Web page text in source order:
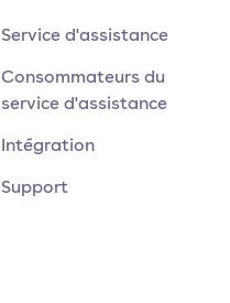
Service d'assistance
Consommateurs du
service d'assistance
Intégration
Support